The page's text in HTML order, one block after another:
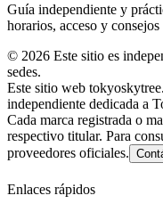
Guía independiente y
horarios, acceso y
© 2026 Este sitio es
sedes.
Este sitio web
independiente dedicada a
Cada marca registrada o
respectivo titular. Para
proveedores oficiales.
Enlaces rápidos